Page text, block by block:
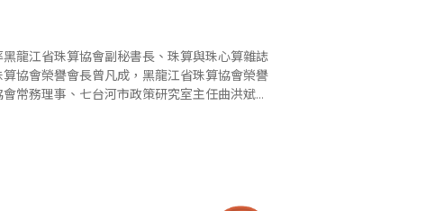
龍江省珠算協會副秘書長、珠算與珠心算雜誌
協會榮譽會長曾凡成，黑龍江省珠算協會榮譽
常務理事、七台河市政策研究室主任曲洪斌，